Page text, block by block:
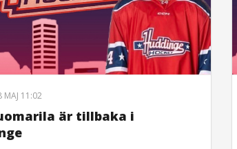
MAJ 11:02
är tillbaka i